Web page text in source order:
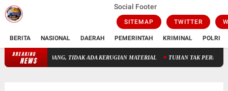
Social Footer
SITEMAP TWITTER
BERITA NASIONAL DAERAH PEMERINTAH KRIMINAL POLRI
BREAKING
NEWS DAMKAR SIGAP PADAMKAN API DI STADION AIR BANG, TIDAK